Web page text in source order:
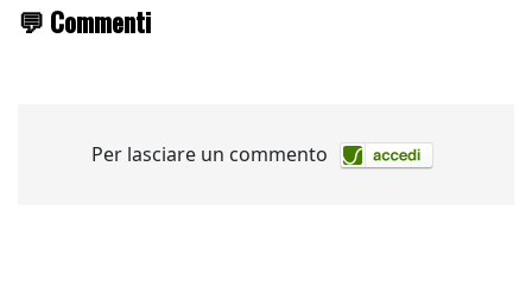
💬 Commenti